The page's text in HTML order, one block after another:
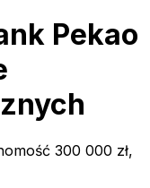
Pekao
300 000 zł,